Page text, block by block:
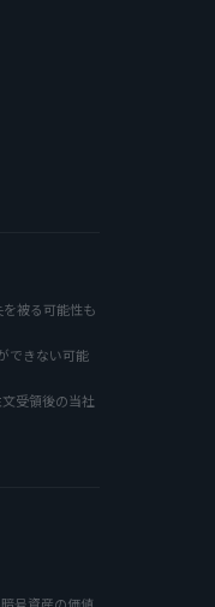
被る可能性も
できない可能
受領後の当社